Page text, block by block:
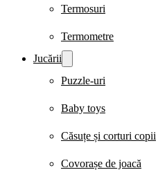
Termosuri
Termometre
Jucării
Puzzle-uri
Baby toys
Căsuțe și corturi copii
Covorașe de joacă